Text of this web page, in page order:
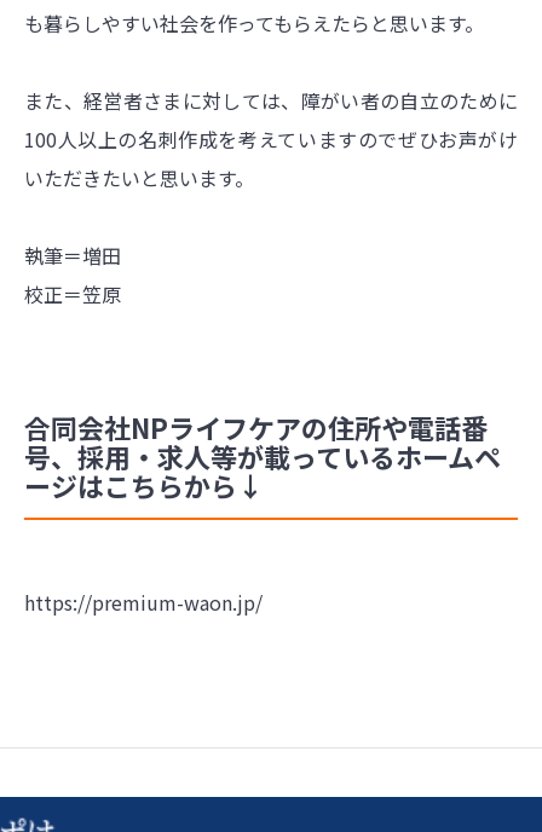
も暮らしやすい社会を作ってもらえたらと思います。
また、経営者さまに対しては、障がい者の自立のために
100人以上の名刺作成を考えていますのでぜひお声がけ
いただきたいと思います。
執筆＝増田
校正＝笠原
合同会社NPライフケアの住所や電話番
号、採用・求人等が載っているホームペ
ージはこちらから↓
https://premium-waon.jp/